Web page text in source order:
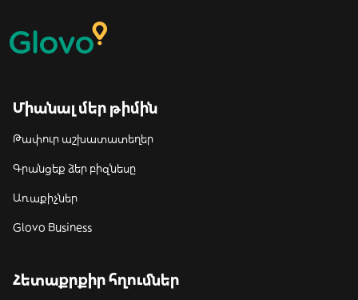
Միանալ մեր թիմին
Թափուր աշխատատեղեր
Գրանցեք ձեր բիզնեսը
Առաքիչներ
Glovo Business
Հետաքրքիր հղումներ